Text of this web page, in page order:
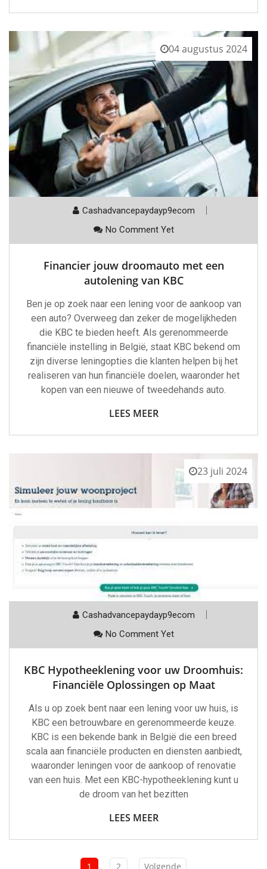
04 augustus 2024
Cashadvancepaydayp9ecom
No Comment Yet
Financier jouw droomauto met een
autolening van KBC
Ben je op zoek naar een lening voor de aankoop van
een auto? Overweeg dan zeker de mogelijkheden
die KBC te bieden heeft. Als gerenommeerde
financiële instelling in België, staat KBC bekend om
zijn diverse leningopties die klanten helpen bij het
realiseren van hun financiële doelen, waaronder het
kopen van een nieuwe of tweedehands auto.
LEES MEER
23 juli 2024
Cashadvancepaydayp9ecom
No Comment Yet
KBC Hypotheeklening voor uw Droomhuis:
Financiële Oplossingen op Maat
Als u op zoek bent naar een lening voor uw huis, is
KBC een betrouwbare en gerenommeerde keuze.
KBC is een bekende bank in België die een breed
scala aan financiële producten en diensten aanbiedt,
waaronder leningen voor de aankoop of renovatie
van een huis. Met een KBC-hypotheeklening kunt u
de droom van het bezitten
LEES MEER
1 2 Volgende